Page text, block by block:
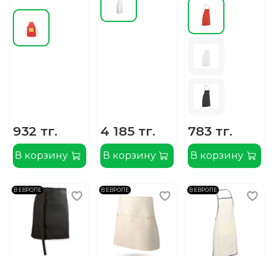
932 тг.
В корзину
4 185 тг.
В корзину
783 тг.
В корзину
В ЕВРОПЕ В ЕВРОПЕ В ЕВРОПЕ